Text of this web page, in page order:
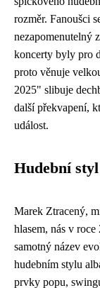
rozměr. Fanoušci
nezapomenutelný
koncerty byly pro
proto věnuje
2025" slibuje
další překvapení,
událost.
Hudební
Marek Ztracený,
hlasem, nás v
samotný název
hudebním stylu
prvky popu,